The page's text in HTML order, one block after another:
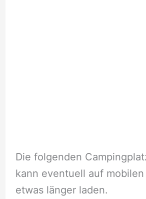
Die folgenden
kann eventuell auf mobilen
etwas länger laden.